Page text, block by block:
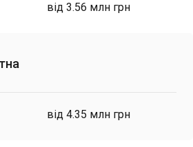
від 3.56 млн грн
від 4.35 млн грн